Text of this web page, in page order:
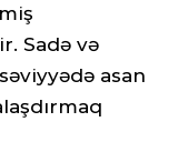
Sadə və
asan